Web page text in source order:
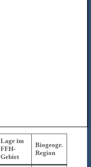
Lage im
FFH-
Gebiet
Biogeogr.
Region